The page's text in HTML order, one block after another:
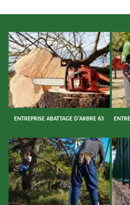
ENTREPRISE ABATTAGE D'ARBRE 63